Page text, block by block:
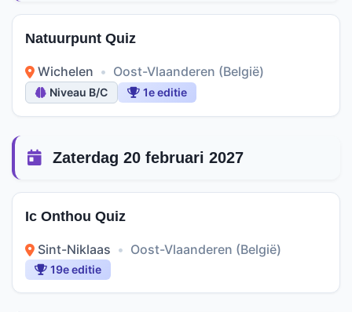
Natuurpunt Quiz
Wichelen • Oost-Vlaanderen (België)
Niveau B/C 1e editie
Zaterdag 20 februari 2027
Ic Onthou Quiz
Sint-Niklaas • Oost-Vlaanderen (België)
19e editie